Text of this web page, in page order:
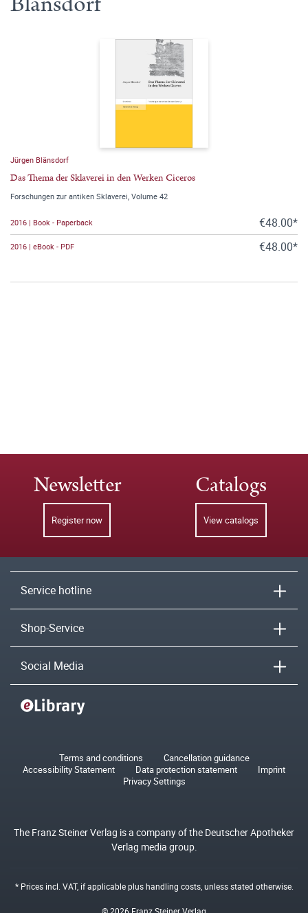
Jürgen Blänsdorf
Das Thema der Sklaverei in den Werken Ciceros
Forschungen zur antiken Sklaverei, Volume 42
2016 | Book - Paperback €48.00*
2016 | eBook - PDF €48.00*
Newsletter
Register now
Catalogs
View catalogs
Service hotline
Shop-Service
Social Media
Terms and conditions
Cancellation guidance
Accessibility Statement
Data protection statement
Imprint
Privacy Settings
The Franz Steiner Verlag is a company of the Deutscher Apotheker
Verlag media group.
* Prices incl. VAT, if applicable plushandling costs, unless stated otherwise.